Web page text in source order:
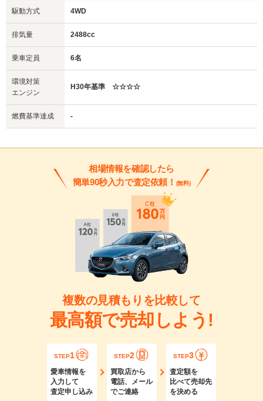
駆動方式 4WD
排気量 2488cc
乗車定員 6名
環境対策
エンジン
H30年基準 ☆☆☆☆
燃費基準達成 -
相場情報を確認したら
簡単90秒入力で査定依頼！ (無料)
複数の見積もりを比較して
最高額で売却しよう!
STEP1
愛車情報を
入力して
査定申し込み
STEP2
買取店から
電話、メール
でご連絡
STEP3
査定額を
比べて売却先
を決める